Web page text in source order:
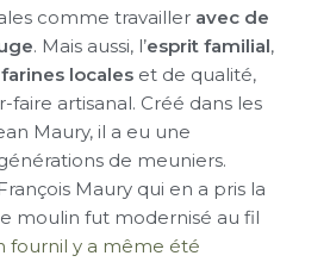
comme travailler avec de
. Mais aussi, l’esprit familial,
farines locales et de qualité,
faire artisanal. Créé dans les
Maury, il a eu une
de meuniers.
Maury qui en a pris la
moulin fut modernisé au fil
fournil y a même été